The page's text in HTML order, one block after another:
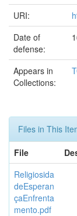
URI:
Date of
defense:
Appears in
Collections:
Files in This
File
Religiosida
deEsperan
çaEnfrenta
mento.pdf